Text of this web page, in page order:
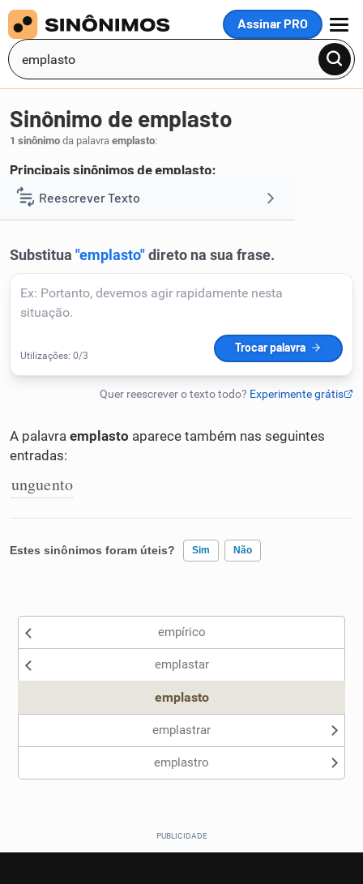
Assinar PRO
MENU
Reescrever Texto
Corrigir Texto
Humanizador de IA
Conexões
Dicionário
Sinônimo de emplasto
1 sinônimo da palavra emplasto:
Principais sinônimos de emplasto:
1 emplastro.
A palavra emplasto aparece também nas seguintes
entradas:
unguento
Estes sinônimos foram úteis? Sim Não
Nenhum dos sinônimos apresentados me ajudou
empírico
emplastar
emplasto
emplastrar
emplastro